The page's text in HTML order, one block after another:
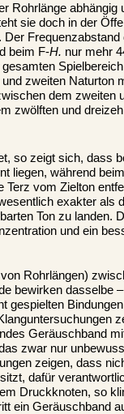
Rohrlänge
sie doch in der
Der
beim F-H. nur mehr
zweiten Naturton
dem zweiten
zwölften und
so zeigt sich, dass
liegen, während
Terz vom Zielton
exakter als
Ton zu landen.
und ein
Rohrlängen)
bewirken dasselbe
gespielten
Geräuschband
zwar nur
zeigen, dass
dafür
Druckknoten, so
ein Geräuschband